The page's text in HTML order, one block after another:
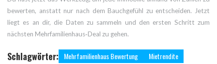
bewerten, anstatt nur nach dem Bauchgefühl zu entscheiden. Jetzt
liegt es an dir, die Daten zu sammeln und den ersten Schritt zum
nächsten Mehrfamilienhaus‑Deal zu gehen.
Schlagwörter: Mehrfamilienhaus Bewertung
Mietrendite